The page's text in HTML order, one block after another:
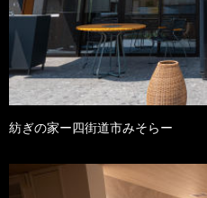
紡ぎの家ー四街道市みそらー